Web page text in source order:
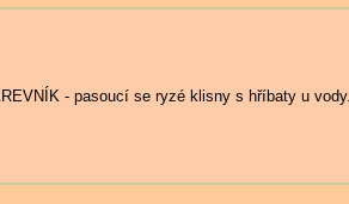
- pasoucí se ryzé klisny s hříbaty u vody.